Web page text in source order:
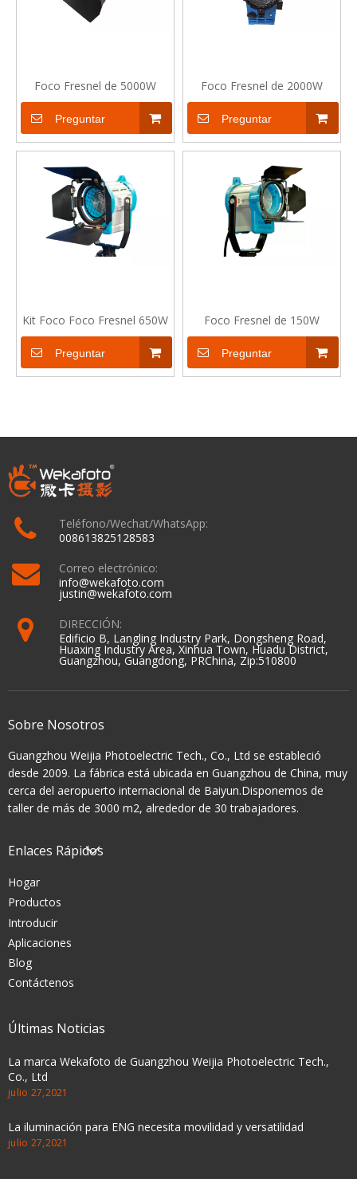
Foco Fresnel de 5000W
Preguntar
Foco Fresnel de 2000W
Preguntar
Kit Foco Foco Fresnel 650W
Preguntar
Foco Fresnel de 150W
Preguntar
Teléfono/Wechat/WhatsApp:
008613825128583
Correo electrónico:
info@wekafoto.com
justin@wekafoto.com
DIRECCIÓN:
Edificio B, Langling Industry Park, Dongsheng Road,
Huaxing Industry Area, Xinhua Town, Huadu District,
Guangzhou, Guangdong, PRChina, Zip:510800
Sobre Nosotros
Guangzhou Weijia Photoelectric Tech., Co., Ltd se estableció
desde 2009. La fábrica está ubicada en Guangzhou de China, muy
cerca del aeropuerto internacional de Baiyun.Disponemos de
taller de más de 3000 m2, alrededor de 30 trabajadores.
Enlaces Rápidos
Hogar
Productos
Introducir
Aplicaciones
Blog
Contáctenos
Últimas Noticias
La marca Wekafoto de Guangzhou Weijia Photoelectric Tech.,
Co., Ltd
julio 27,2021
La iluminación para ENG necesita movilidad y versatilidad
julio 27,2021